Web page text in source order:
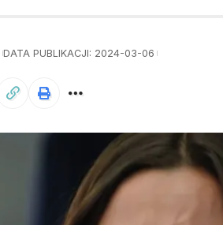
DATA PUBLIKACJI: 2024-03-06